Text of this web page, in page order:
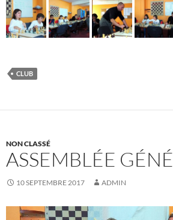
CLUB
NON CLASSÉ
ASSEMBLÉE
10 SEPTEMBRE 2017 ADMIN